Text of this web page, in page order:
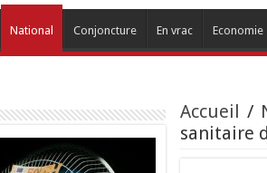
National Conjoncture En vrac Economie
Accueil /
sanitaire